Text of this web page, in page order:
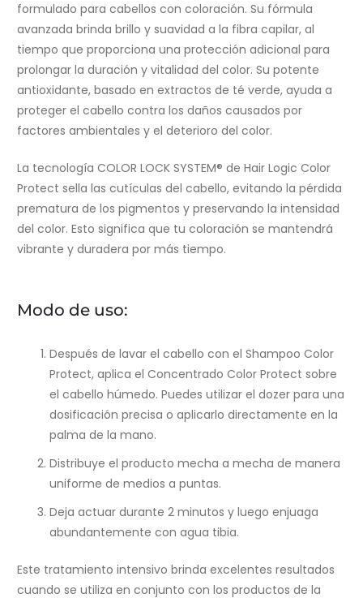
formulado para cabellos con coloración. Su fórmula
avanzada brinda brillo y suavidad a la fibra capilar, al
tiempo que proporciona una protección adicional para
prolongar la duración y vitalidad del color. Su potente
antioxidante, basado en extractos de té verde, ayuda a
proteger el cabello contra los daños causados por
factores ambientales y el deterioro del color.
La tecnología COLOR LOCK SYSTEM® de Hair Logic Color
Protect sella las cutículas del cabello, evitando la pérdida
prematura de los pigmentos y preservando la intensidad
del color. Esto significa que tu coloración se mantendrá
vibrante y duradera por más tiempo.
Modo de uso:
Después de lavar el cabello con el Shampoo Color
Protect, aplica el Concentrado Color Protect sobre
el cabello húmedo. Puedes utilizar el dozer para una
dosificación precisa o aplicarlo directamente en la
palma de la mano.
Distribuye el producto mecha a mecha de manera
uniforme de medios a puntas.
Deja actuar durante 2 minutos y luego enjuaga
abundantemente con agua tibia.
Este tratamiento intensivo brinda excelentes resultados
cuando se utiliza en conjunto con los productos de la